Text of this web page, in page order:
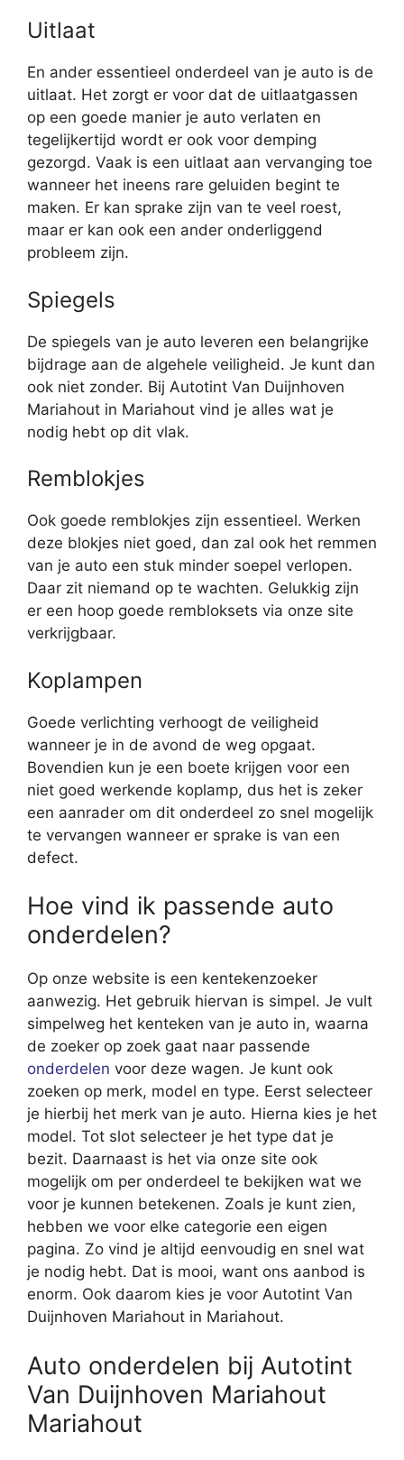
Uitlaat
En ander essentieel onderdeel van je auto is de
uitlaat. Het zorgt er voor dat de uitlaatgassen
op een goede manier je auto verlaten en
tegelijkertijd wordt er ook voor demping
gezorgd. Vaak is een uitlaat aan vervanging toe
wanneer het ineens rare geluiden begint te
maken. Er kan sprake zijn van te veel roest,
maar er kan ook een ander onderliggend
probleem zijn.
Spiegels
De spiegels van je auto leveren een belangrijke
bijdrage aan de algehele veiligheid. Je kunt dan
ook niet zonder. Bij Autotint Van Duijnhoven
Mariahout in Mariahout vind je alles wat je
nodig hebt op dit vlak.
Remblokjes
Ook goede remblokjes zijn essentieel. Werken
deze blokjes niet goed, dan zal ook het remmen
van je auto een stuk minder soepel verlopen.
Daar zit niemand op te wachten. Gelukkig zijn
er een hoop goede rembloksets via onze site
verkrijgbaar.
Koplampen
Goede verlichting verhoogt de veiligheid
wanneer je in de avond de weg opgaat.
Bovendien kun je een boete krijgen voor een
niet goed werkende koplamp, dus het is zeker
een aanrader om dit onderdeel zo snel mogelijk
te vervangen wanneer er sprake is van een
defect.
Hoe vind ik passende auto
onderdelen?
Op onze website is een kentekenzoeker
aanwezig. Het gebruik hiervan is simpel. Je vult
simpelweg het kenteken van je auto in, waarna
de zoeker op zoek gaat naar passende
onderdelen voor deze wagen. Je kunt ook
zoeken op merk, model en type. Eerst selecteer
je hierbij het merk van je auto. Hierna kies je het
model. Tot slot selecteer je het type dat je
bezit. Daarnaast is het via onze site ook
mogelijk om per onderdeel te bekijken wat we
voor je kunnen betekenen. Zoals je kunt zien,
hebben we voor elke categorie een eigen
pagina. Zo vind je altijd eenvoudig en snel wat
je nodig hebt. Dat is mooi, want ons aanbod is
enorm. Ook daarom kies je voor Autotint Van
Duijnhoven Mariahout in Mariahout.
Auto onderdelen bij Autotint
Van Duijnhoven Mariahout
Mariahout